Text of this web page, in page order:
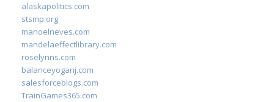
alaskapolitics.com
stsmp.org
manoelneves.com
mandelaeffectlibrary.com
roselynns.com
balanceyoganj.com
salesforceblogs.com
TrainGames365.com